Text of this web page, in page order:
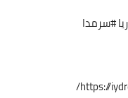
#سرمدا
https://